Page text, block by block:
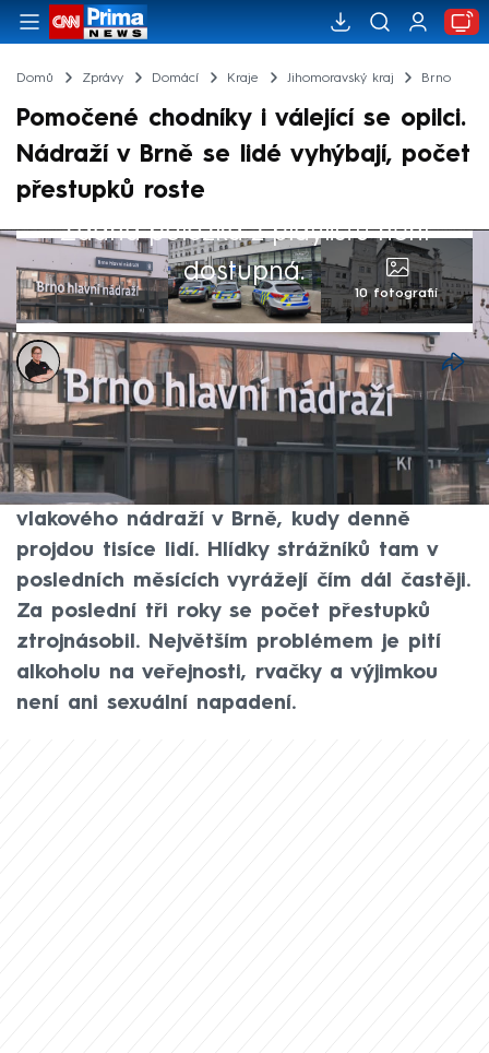
Domů Zprávy Domácí Kraje Jihomoravský kraj Brno
Pomočené chodníky i válející se opilci.
Nádraží v Brně se lidé vyhýbají, počet
přestupků roste
Žádná položka z playlistu není
dostupná.
10 fotografií
Jakub Nakládal
17. čvc 2025, 06:27
Pokálené a pomočené chodníky nebo
válející se opilí bezdomovci či agresoři.
Taková je současná vizitka hlavního
vlakového nádraží v Brně, kudy denně
projdou tisíce lidí. Hlídky strážníků tam v
posledních měsících vyrážejí čím dál častěji.
Za poslední tři roky se počet přestupků
ztrojnásobil. Největším problémem je pití
alkoholu na veřejnosti, rvačky a výjimkou
není ani sexuální napadení.